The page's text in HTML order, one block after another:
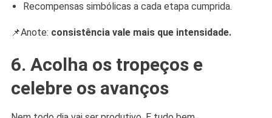
Recompensas simbólicas a cada etapa cumprida.
📌Anote: consistência vale mais que intensidade.
6. Acolha os tropeços e
celebre os avanços